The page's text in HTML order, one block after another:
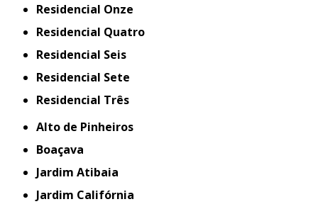
Residencial Onze
Residencial Quatro
Residencial Seis
Residencial Sete
Residencial Três
Alto de Pinheiros
Boaçava
Jardim Atibaia
Jardim Califórnia